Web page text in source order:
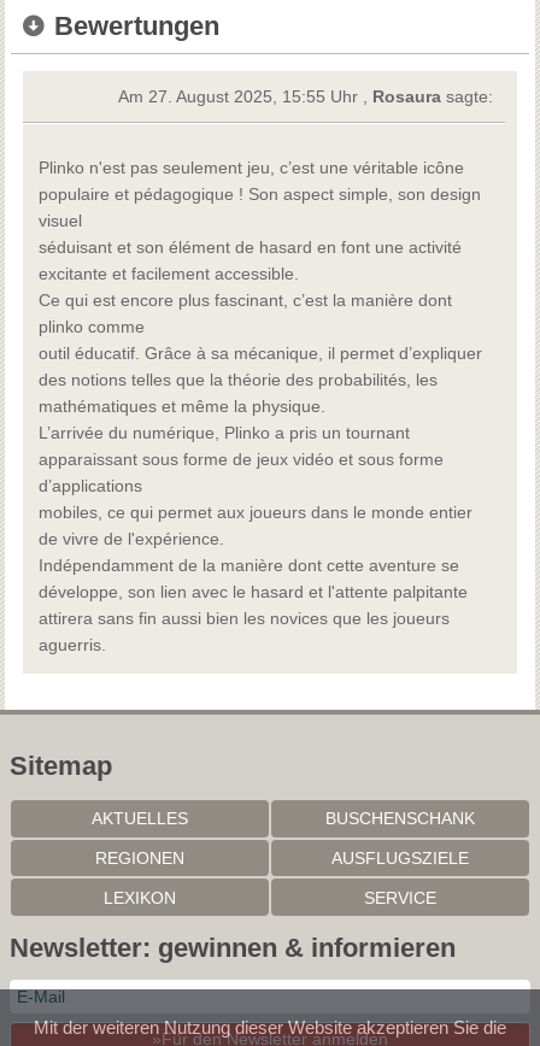
Bewertungen
Am 27. August 2025, 15:55 Uhr , Rosaura sagte:
Plinko n'est pas seulement jeu, c’est une véritable icône
populaire et pédagogique ! Son aspect simple, son design
visuel
séduisant et son élément de hasard en font une activité
excitante et facilement accessible.
Ce qui est encore plus fascinant, c’est la manière dont
plinko comme
outil éducatif. Grâce à sa mécanique, il permet d’expliquer
des notions telles que la théorie des probabilités, les
mathématiques et même la physique.
L’arrivée du numérique, Plinko a pris un tournant
apparaissant sous forme de jeux vidéo et sous forme
d’applications
mobiles, ce qui permet aux joueurs dans le monde entier
de vivre de l'expérience.
Indépendamment de la manière dont cette aventure se
développe, son lien avec le hasard et l'attente palpitante
attirera sans fin aussi bien les novices que les joueurs
aguerris.
Sitemap
AKTUELLES BUSCHENSCHANK
REGIONEN AUSFLUGSZIELE
LEXIKON SERVICE
Newsletter: gewinnen & informieren
»Für den Newsletter anmelden
Mit der weiteren Nutzung dieser Website akzeptieren Sie die